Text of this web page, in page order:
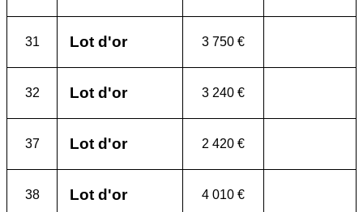
31 Lot d'or 3 750 €
32 Lot d'or 3 240 €
37 Lot d'or 2 420 €
38 Lot d'or 4 010 €